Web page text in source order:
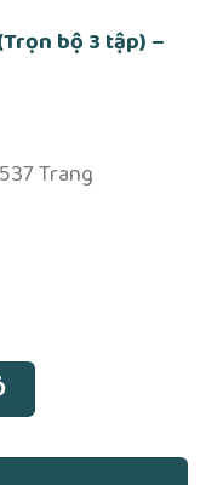
bộ 3 tập) –
Trang
bộ 3 tập) – Lâm